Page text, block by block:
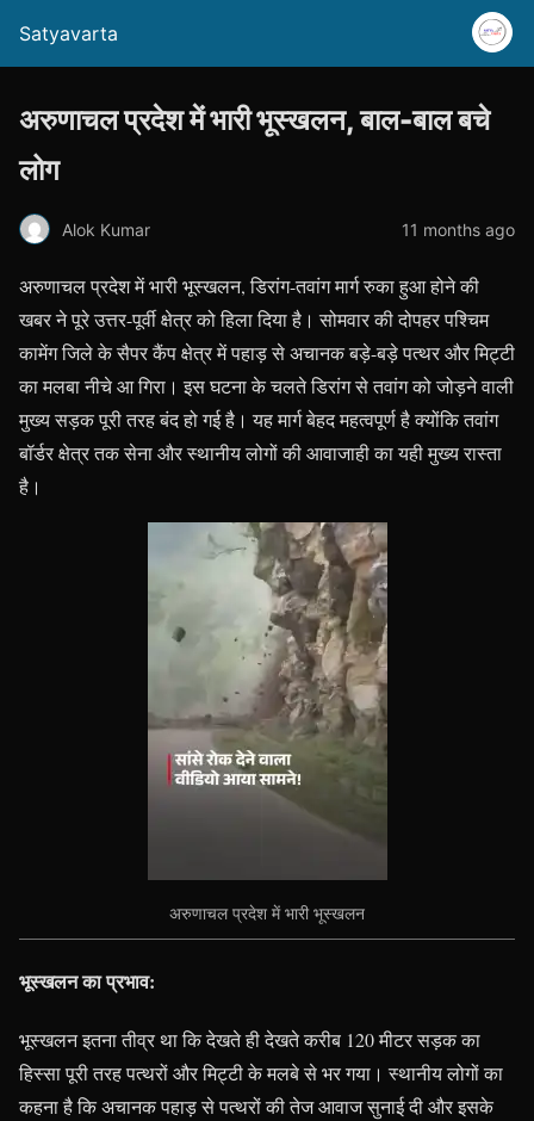
Satyavarta
अरुणाचल प्रदेश में भारी भूस्खलन, बाल-बाल बचे
लोग
Alok Kumar 11 months ago
अरुणाचल प्रदेश में भारी भूस्खलन, डिरांग-तवांग मार्ग रुका हुआ होने की
खबर ने पूरे उत्तर-पूर्वी क्षेत्र को हिला दिया है। सोमवार की दोपहर पश्चिम
कामेंग जिले के सैपर कैंप क्षेत्र में पहाड़ से अचानक बड़े-बड़े पत्थर और मिट्टी
का मलबा नीचे आ गिरा। इस घटना के चलते डिरांग से तवांग को जोड़ने वाली
मुख्य सड़क पूरी तरह बंद हो गई है। यह मार्ग बेहद महत्वपूर्ण है क्योंकि तवांग
बॉर्डर क्षेत्र तक सेना और स्थानीय लोगों की आवाजाही का यही मुख्य रास्ता
है।
अरुणाचल प्रदेश में भारी भूस्खलन
भूस्खलन का प्रभाव:
भूस्खलन इतना तीव्र था कि देखते ही देखते करीब 120 मीटर सड़क का
हिस्सा पूरी तरह पत्थरों और मिट्टी के मलबे से भर गया। स्थानीय लोगों का
कहना है कि अचानक पहाड़ से पत्थरों की तेज आवाज सुनाई दी और इसके